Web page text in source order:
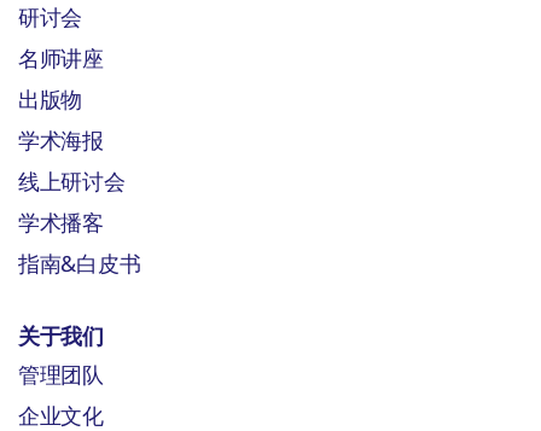
研讨会
名师讲座
出版物
学术海报
线上研讨会
学术播客
指南&白皮书
关于我们
管理团队
企业文化